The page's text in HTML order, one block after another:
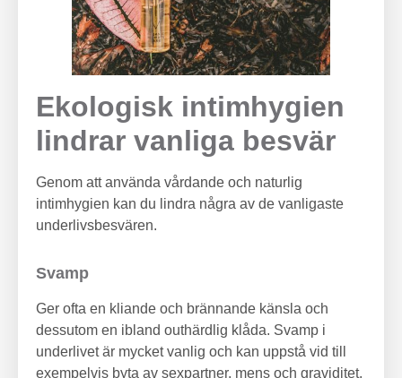
Ekologisk intimhygien
lindrar vanliga besvär
Genom att använda vårdande och naturlig
intimhygien kan du lindra några av de vanligaste
underlivsbesvären.
Svamp
Ger ofta en kliande och brännande känsla och
dessutom en ibland outhärdlig klåda. Svamp i
underlivet är mycket vanlig och kan uppstå vid till
exempelvis byta av sexpartner, mens och graviditet.